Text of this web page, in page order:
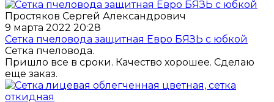
Простяков Сергей Александрович
9 марта 2022 20:28
Сетка пчеловода защитная Евро БЯЗЬ с юбкой
Сетка пчеловода.
Пришло все в сроки. Качество хорошее. Сделаю
еще заказ.